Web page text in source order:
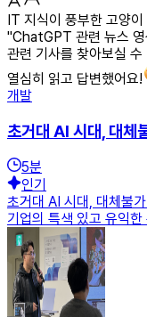
IT 지식이 풍부한 고양
"ChatGPT 관련 뉴스 영
관련 기사를 찾아보실
열심히 읽고 답변했어요!
개발
초거대 AI 시대, 대체
5분
인기
초거대 AI 시대, 대체불
기업의 특색 있고 유익